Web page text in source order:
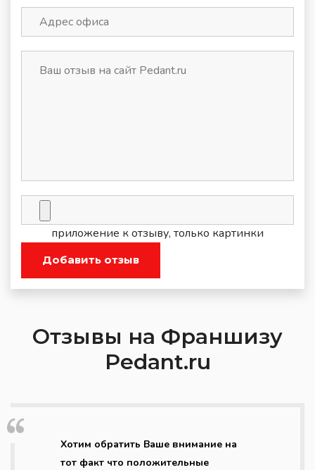
приложение к отзыву, только картинки
Добавить отзыв
Отзывы на Франшизу
Pedant.ru
Хотим обратить Ваше внимание на
тот факт что положительные